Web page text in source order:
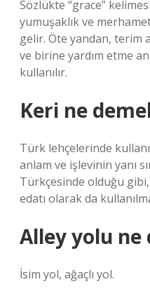
Sözlükte “grace”
yumuşaklık ve
gelir. Öte yandan, terim
ve birine yardım etme
kullanılır.
Keri ne
Türk lehçelerinde
anlam ve işlevinin yanı
Türkçesinde olduğu gibi,
edatı olarak da
Alley yolu ne
İsim yol, ağaçlı yol.